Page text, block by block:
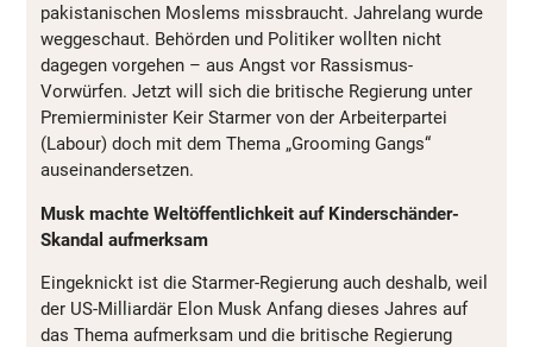
pakistanischen Moslems missbraucht. Jahrelang wurde
weggeschaut. Behörden und Politiker wollten nicht
dagegen vorgehen – aus Angst vor Rassismus-
Vorwürfen. Jetzt will sich die britische Regierung unter
Premierminister Keir Starmer von der Arbeiterpartei
(Labour) doch mit dem Thema „Grooming Gangs“
auseinandersetzen.
Musk machte Weltöffentlichkeit auf Kinderschänder-
Skandal aufmerksam
Eingeknickt ist die Starmer-Regierung auch deshalb, weil
der US-Milliardär Elon Musk Anfang dieses Jahres auf
das Thema aufmerksam und die britische Regierung